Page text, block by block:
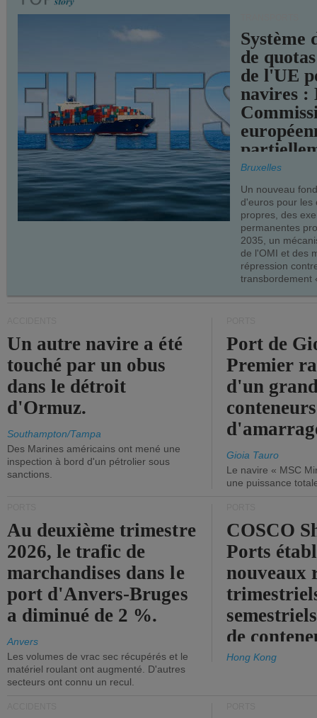
Système
de
de l'UE
navires :
Bruxelles
Un nouveau
d'euros pour les
propres, des
permanentes
2035, un
de l'OMI et des
répression
transbordement
Un autre navire a été
touché par un obus
dans le détroit
d'Ormuz.
Southampton/Tampa
Des Marines américains ont mené une
inspection à bord d'un pétrolier sous
sanctions.
Port de
Premier
d'un
Gioia Tauro
Le navire « MSC
une puissance
Au deuxième trimestre
2026, le trafic de
marchandises dans le
port d'Anvers-Bruges
a diminué de 2 %.
Anvers
Les volumes de vrac sec récupérés et le
matériel roulant ont augmenté. D'autres
secteurs ont connu un recul.
COSCO
Ports
nouveaux
de
Hong Kong